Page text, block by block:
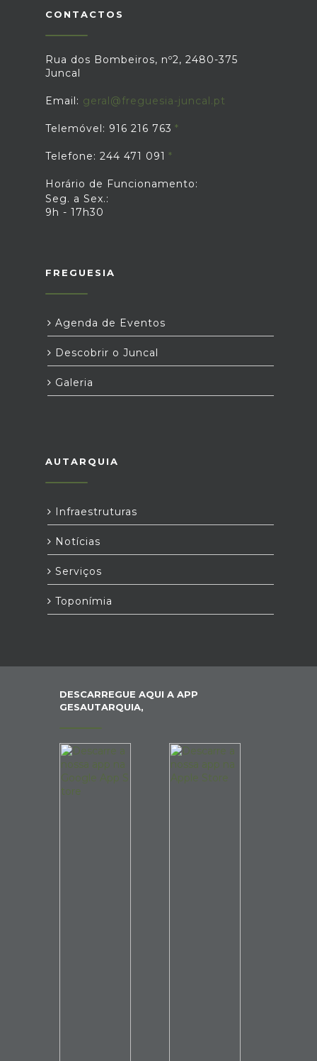
CONTACTOS
Rua dos Bombeiros, nº2, 2480-375
Juncal
Email: geral@freguesia-juncal.pt
Telemóvel: 916 216 763
Telefone: 244 471 091
Horário de Funcionamento:
Seg. a Sex.:
9h - 17h30
FREGUESIA
Agenda de Eventos
Descobrir o Juncal
Galeria
AUTARQUIA
Infraestruturas
Notícias
Serviços
Toponímia
DESCARREGUE AQUI A APP
GESAUTARQUIA,